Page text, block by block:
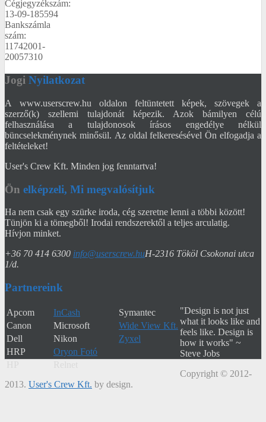
Cégjegyzékszám:
13-09-185594
Bankszámla
szám:
11742001-
20057310
Jogi Nyilatkozat
A www.userscrew.hu oldalon feltüntetett képek, szövegek a
szerző(k) szellemi tulajdonát képezik. Azok bámilyen célú
felhasználása a tulajdonosok írásos engedélye nélkül
büncselekménynek minősül. Az oldal felkeresésével Ön elfogadja a
feltételeket!
User's Crew Kft. Minden jog fenntartva!
Ön elképzeli, Mi megvalósítjuk
Ha nem csak egy szürke iroda, cég szeretne lenni a többi között!
Tünjön ki a tömegből! Irodai rendszerektől a teljes arculatig.
Hívjon minket.
+36 70 414 6300 info@userscrew.huH-2316 Tököl Csokonai utca
1/d.
Partnereink
Apcom InCash
Symantec
Canon
Microsoft
Wide View Kft.
Dell
Nikon
Zyxel
HRP
Oryon Fotó
"Design is not just
what it looks like and
feels like. Design is
how it works" ~
Steve Jobs
Copyright © 2012-
2013. User's Crew Kft. by design.